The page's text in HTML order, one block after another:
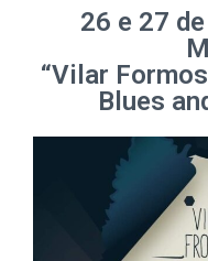
26 e 27
“Vilar
Blues